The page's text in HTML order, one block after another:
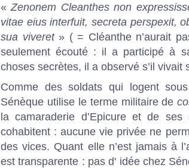
«Zenonem Cleanthes non
vitae eius interfuit, secreta perspexit,
sua viveret» ( = Cléanthe n’aurait
seulement écouté : il a participé à
choses secrètes, il a observé s’il vivait
Comme des soldats qui logent
Sénèque utilise le terme militaire de
la camaraderie d’Epicure et de
cohabitent : aucune vie privée ne
des vices. Quant elle n’est jamais à
est transparente : pas d' idée chez